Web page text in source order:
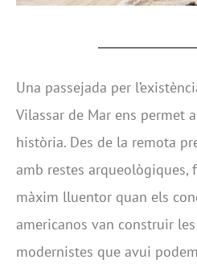
Una passejada per
Vilassar de Mar ens permet
història. Des de la remota
amb restes arqueològiques,
màxim lluentor quan els
americanos van construir
modernistes que avui